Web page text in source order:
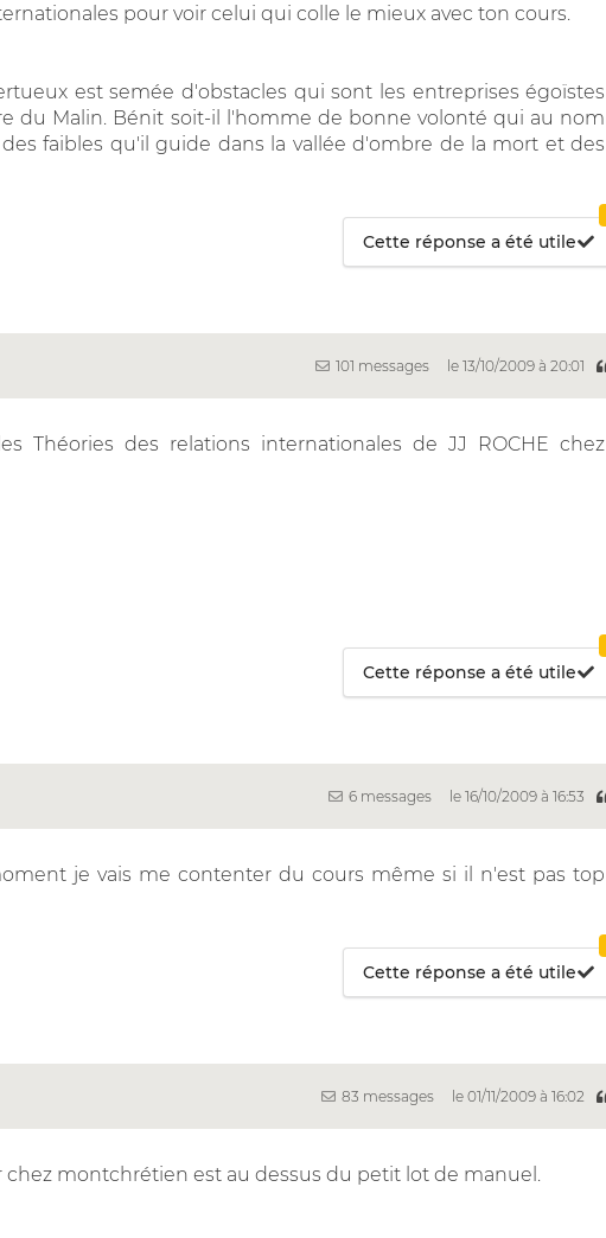
pour voir celui qui colle le mieux avec ton cours.
est semée d'obstacles qui sont les entreprises égoïstes
du Malin. Bénit soit-il l'homme de bonne volonté qui au nom
faibles qu'il guide dans la vallée d'ombre de la mort et des
Cette réponse a été utile
101 messages le 13/10/2009 à 20:01
Théories des relations internationales de JJ ROCHE chez
Cette réponse a été utile
6 messages le 16/10/2009 à 16:53
je vais me contenter du cours même si il n'est pas top
Cette réponse a été utile
83 messages le 01/11/2009 à 16:02
chez montchrétien est au dessus du petit lot de manuel.